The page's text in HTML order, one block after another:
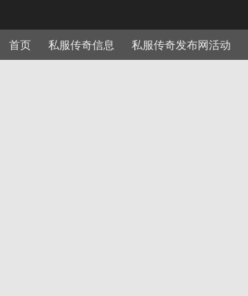
首页 私服传奇信息 私服传奇发布网活动